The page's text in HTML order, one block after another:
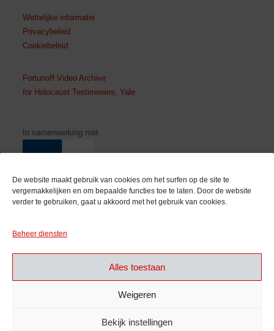
De website maakt gebruik van cookies om het surfen op de site te
vergemakkelijken en om bepaalde functies toe te laten. Door de website
verder te gebruiken, gaat u akkoord met het gebruik van cookies.
Beheer diensten
Alles toestaan
Weigeren
Bekijk instellingen
Wettelijke informatie
Privacybeleid
Cookiebeleid
Fortunoff Video Archive
for Holocaust Testimonies, Yale
In samenwerking met